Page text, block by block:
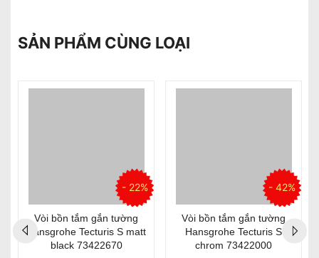
SẢN PHẨM CÙNG LOẠI
- 22%
Vòi bồn tắm gắn tường
Hansgrohe Tecturis S matt
black 73422670
- 42%
Vòi bồn tắm gắn tường
Hansgrohe Tecturis S
chrom 73422000